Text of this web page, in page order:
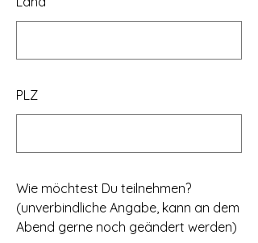
PLZ
Wie möchtest Du teilnehmen?
(unverbindliche Angabe, kann an dem
Abend gerne noch geändert werden)